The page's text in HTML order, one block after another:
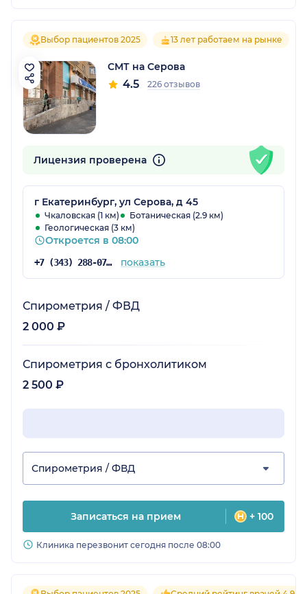
Выбор пациентов 2025 13 лет работаем на рынке
СМТ на Серова
4.5 226 отзывов
Лицензия проверена
г Екатеринбург, ул Серова, д 45
Чкаловская (1 км)
Ботаническая (2.9 км)
Геологическая (3 км)
Откроется в 08:00
+7 (343) 288-07-54 показать
Спирометрия / ФВД
2 000 ₽
Спирометрия с бронхолитиком
2 500 ₽
Спирометрия / ФВД
Записаться на прием + 100
Клиника перезвонит сегодня после 08:00